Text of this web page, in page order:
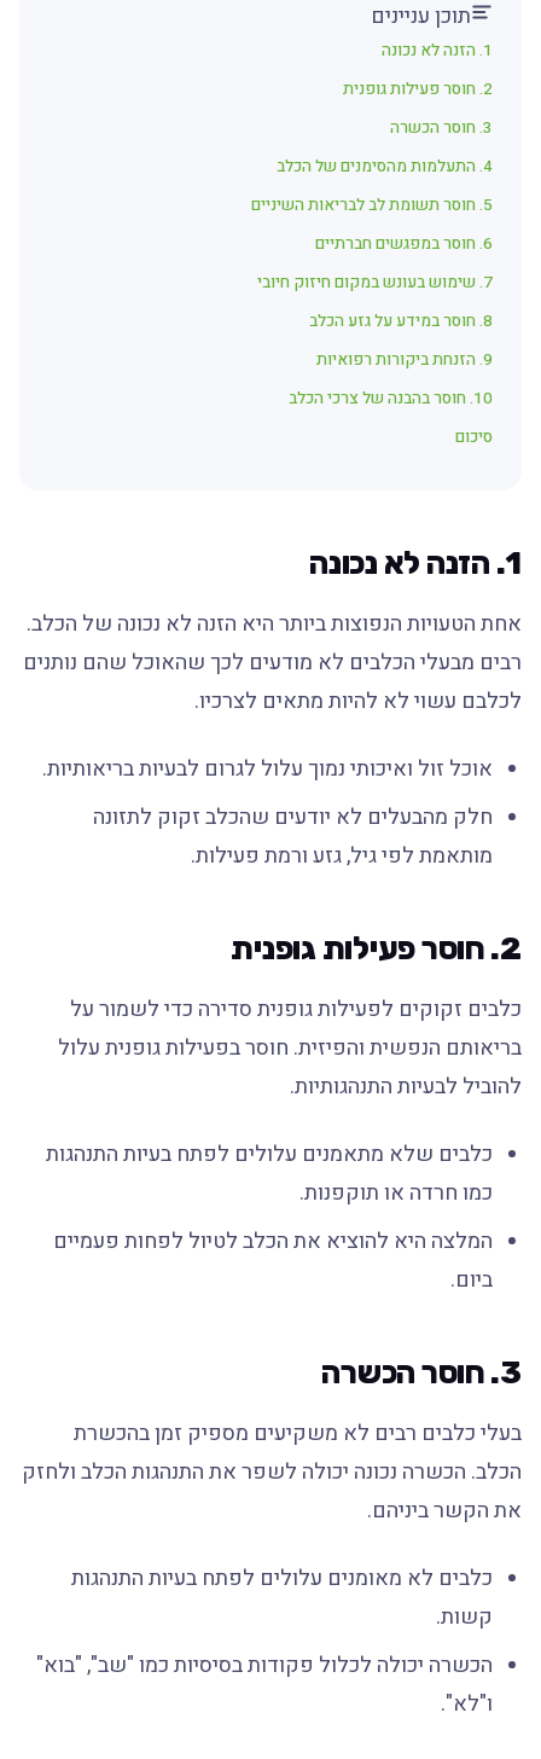
תוכן עניינים
2. חוסר פעילות גופנית
4. התעלמות מהסימנים של הכלב
7. שימוש בעונש במקום חיזוק חיובי
10. חוסר בהבנה של צרכי הכלב
סיכום
1. הזנה לא נכונה
אחת הטעויות הנפוצות ביותר היא הזנה לא נכונה של הכלב.
רבים מבעלי הכלבים לא מודעים לכך שהאוכל שהם נותנים
לכלבם עשוי לא להיות מתאים לצרכיו.
אוכל זול ואיכותי נמוך עלול לגרום לבעיות בריאותיות.
חלק מהבעלים לא יודעים שהכלב זקוק לתזונה
מותאמת לפי גיל, גזע ורמת פעילות.
2. חוסר פעילות גופנית
כלבים זקוקים לפעילות גופנית סדירה כדי לשמור על
בריאותם הנפשית והפיזית. חוסר בפעילות גופנית עלול
להוביל לבעיות התנהגותיות.
כלבים שלא מתאמנים עלולים לפתח בעיות התנהגות
כמו חרדה או תוקפנות.
המלצה היא להוציא את הכלב לטיול לפחות פעמיים
ביום.
3. חוסר הכשרה
בעלי כלבים רבים לא משקיעים מספיק זמן בהכשרת
הכלב. הכשרה נכונה יכולה לשפר את התנהגות הכלב ולחזק
את הקשר ביניהם.
כלבים לא מאומנים עלולים לפתח בעיות התנהגות
קשות.
הכשרה יכולה לכלול פקודות בסיסיות כמו "שב", "בוא"
ו"לא".